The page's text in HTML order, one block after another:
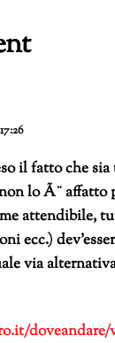
il fatto che
lo Ã¨ affatto
attendibile,
ecc.)
via
doveandare/